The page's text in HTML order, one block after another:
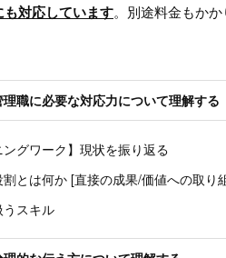
対応しています。別途料金もか
理職に必要な対応力について理解する
ングワーク】現状を振り返る
とは何か [直接の成果/価値への取り
スキル